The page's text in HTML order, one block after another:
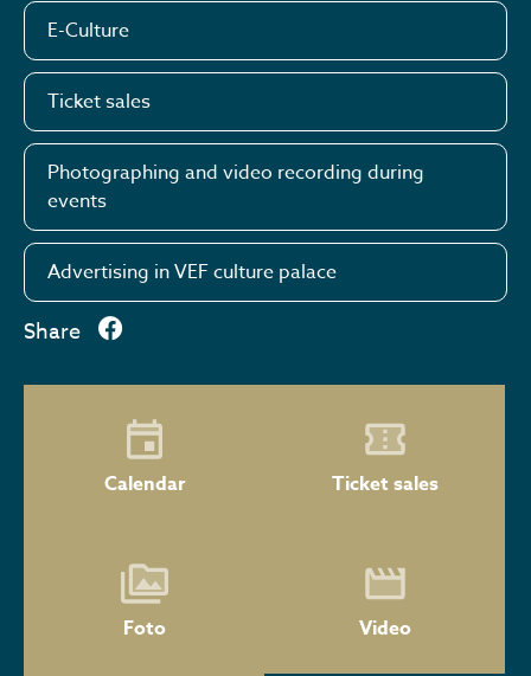
E-Culture
Ticket sales
Photographing and video recording during
events
Advertising in VEF culture palace
Share
Calendar Ticket sales
Foto Video